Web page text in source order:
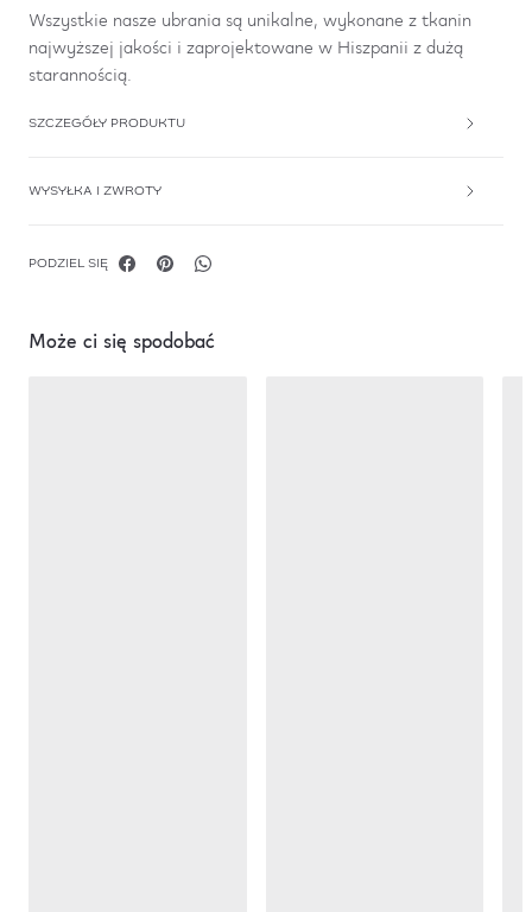
Wszystkie nasze ubrania są unikalne, wykonane z tkanin
najwyższej jakości i zaprojektowane w Hiszpanii z dużą
starannością.
SZCZEGÓŁY PRODUKTU
WYSYŁKA I ZWROTY
PODZIEL SIĘ
Może ci się spodobać